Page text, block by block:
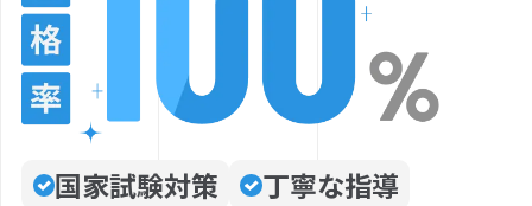
国家試験対策 丁寧な指導